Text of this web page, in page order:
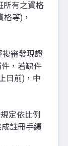
有之資格
等)，
審發現證
，若缺件
前)，中
定依比例
註冊手續